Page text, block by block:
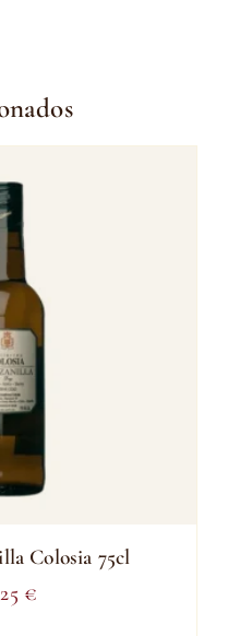
Colosia 75cl
€